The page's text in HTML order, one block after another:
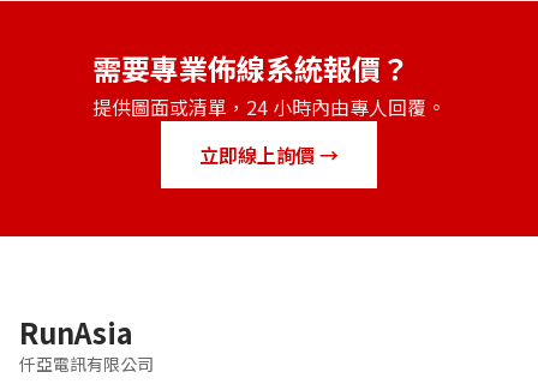
需要專業佈線系統報價？
提供圖面或清單，24 小時內由專人回覆。
立即線上詢價 →
RunAsia
仟亞電訊有限公司